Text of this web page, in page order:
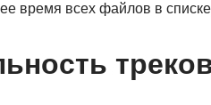
время всех файлов в